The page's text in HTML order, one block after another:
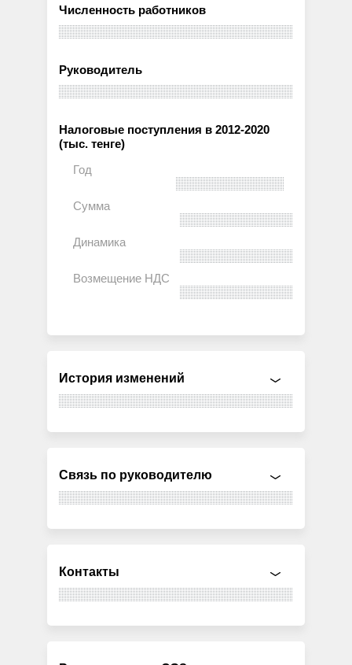
Численность работников
Руководитель
Налоговые поступления в 2012-2020
(тыс. тенге)
История изменений
Связь по руководителю
Контакты